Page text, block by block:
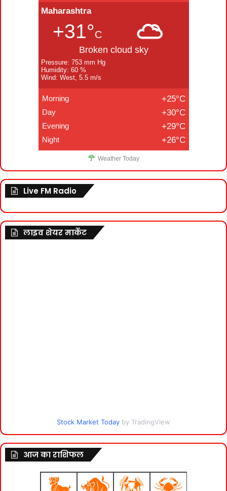
Maharashtra
+31°C
Broken cloud sky
Pressure: 753 mm Hg
Humidity: 60 %
Wind: West, 5.5 m/s
Morning +25°C
Day +30°C
Evening +29°C
Night +26°C
Weather Today
Live FM Radio
लाइव शेयर मार्केट
Stock Market Today by TradingView
आज का राशिफल